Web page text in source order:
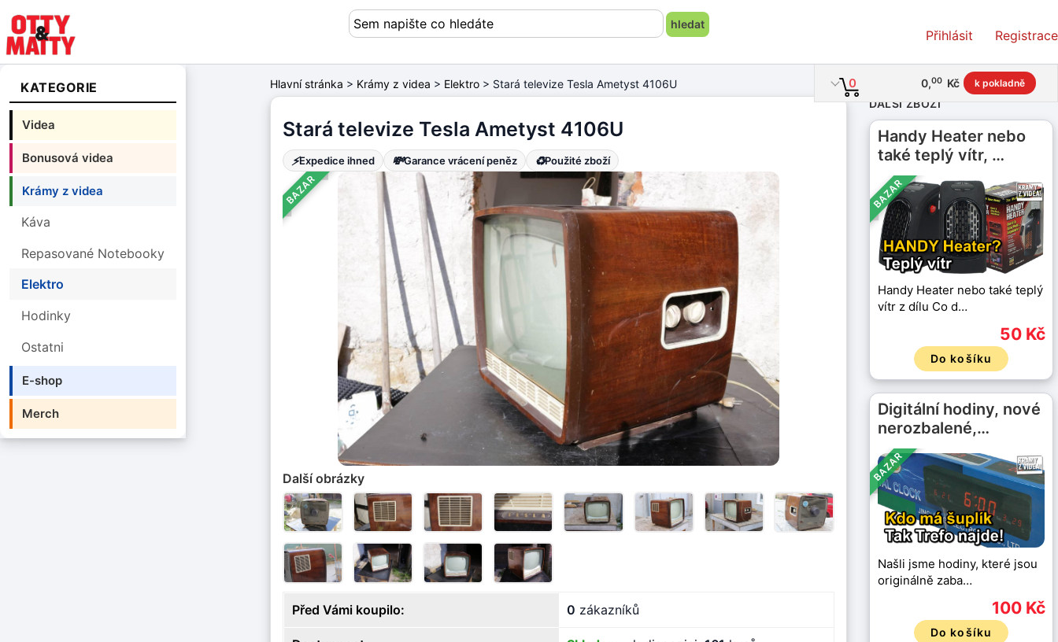
Přihlásit Registrace
0 0,00 Kč k pokladně
KATEGORIE
Videa
Bonusová videa
Krámy z videa
Káva
Repasované Notebooky
Elektro
Hodinky
Ostatni
E-shop
Merch
Hlavní stránka > Krámy z videa > Elektro > Stará televize Tesla Ametyst 4106U
Stará televize Tesla Ametyst 4106U
⚡Expedice ihned 💸Garance vrácení peněz ♻️Použité zboží
BAZAR
Další obrázky
Před Vámi koupilo: 0 zákazníků
DALŠÍ ZBOŽÍ
Handy Heater nebo
také teplý vítr, …
BAZAR
Handy Heater nebo také teplý
vítr z dílu Co d…
50 Kč
Do košíku
Digitální hodiny, nové
nerozbalené,…
BAZAR
Našli jsme hodiny, které jsou
originálně zaba…
100 Kč
Do košíku